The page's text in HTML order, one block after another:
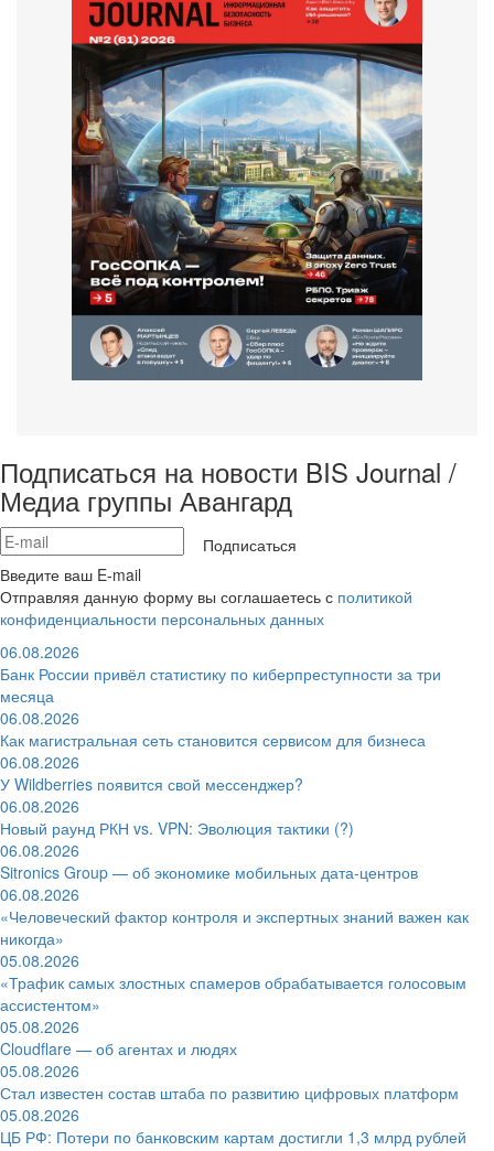
Подписаться на новости BIS Journal /
Медиа группы Авангард
Подписаться
Введите ваш E-mail
Отправляя данную форму вы соглашаетесь с политикой
конфиденциальности персональных данных
06.08.2026
Банк России привёл статистику по киберпреступности за три
месяца
06.08.2026
Как магистральная сеть становится сервисом для бизнеса
06.08.2026
У Wildberries появится свой мессенджер?
06.08.2026
Новый раунд РКН vs. VPN: Эволюция тактики (?)
06.08.2026
Sitronics Group — об экономике мобильных дата-центров
06.08.2026
«Человеческий фактор контроля и экспертных знаний важен как
никогда»
05.08.2026
«Трафик самых злостных спамеров обрабатывается голосовым
ассистентом»
05.08.2026
Cloudflare — об агентах и людях
05.08.2026
Стал известен состав штаба по развитию цифровых платформ
05.08.2026
ЦБ РФ: Потери по банковским картам достигли 1,3 млрд рублей